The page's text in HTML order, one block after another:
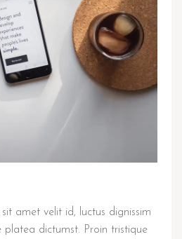
amet velit id, luctus dignissim
platea dictumst. Proin tristique